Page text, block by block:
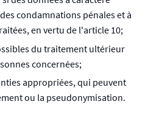
condamnations pénales et à
en vertu de l'article 10;
du traitement ultérieur
concernées;
appropriées, qui peuvent
ou la pseudonymisation.